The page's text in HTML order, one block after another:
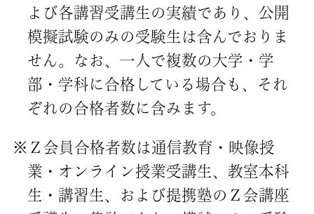
よび各講習受講生の実績であり、公開
模擬試験のみの受験生は含んでおりま
せん。なお、一人で複数の大学・学
部・学科に合格している場合も、それ
ぞれの合格者数に含みます。
※Ｚ会員合格者数は通信教育・映像授
業・オンライン授業受講生、教室本科
生・講習生、および提携塾のＺ会講座